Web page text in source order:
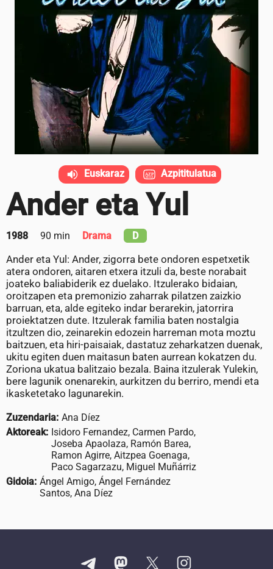
Ander eta Yul
1988 90 min Drama D
Ander eta Yul: Ander, zigorra bete ondoren espetxetik
atera ondoren, aitaren etxera itzuli da, beste norabait
joateko baliabiderik ez duelako. Itzulerako bidaian,
oroitzapen eta premonizio zaharrak pilatzen zaizkio
barruan, eta, alde egiteko indar berarekin, jatorrira
proiektatzen dute. Itzulerak familia baten nostalgia
itzultzen dio, zeinarekin edozein harreman mota moztu
baitzuen, eta hiri-paisaiak, dastatuz zeharkatzen duenak,
ukitu egiten duen maitasun baten aurrean kokatzen du.
Zoriona ukatua balitzaio bezala. Baina itzulerak Yulekin,
bere lagunik onenarekin, aurkitzen du berriro, mendi eta
ikasketetako lagunarekin.
Zuzendaria: Ana Díez
Aktoreak: Isidoro Fernandez, Carmen Pardo,
Joseba Apaolaza, Ramón Barea,
Ramon Agirre, Aitzpea Goenaga,
Paco Sagarzazu, Miguel Muñárriz
Gidoia: Ángel Amigo, Ángel Fernández
Santos, Ana Díez
Euskaraz Azpititulatua